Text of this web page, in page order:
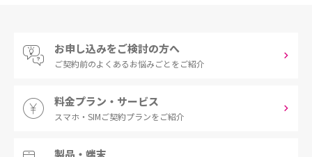
お申し込みをご検討の方へ
ご契約前のよくあるお悩みごとをご紹介
料金プラン・サービス
スマホ・SIMご契約プランをご紹介